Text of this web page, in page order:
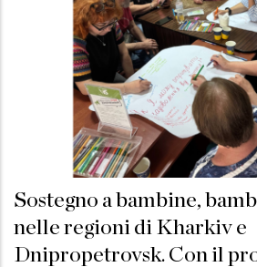
Sostegno a bambine,
nelle regioni di Kharkiv e
Dnipropetrovsk. Con il